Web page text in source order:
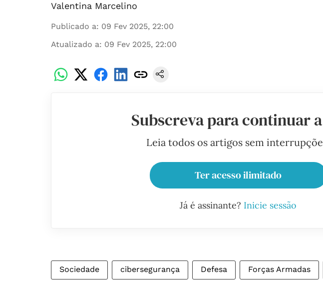
Valentina Marcelino
Publicado a: 09 Fev 2025, 22:00
Atualizado a: 09 Fev 2025, 22:00
Subscreva para continuar
Leia todos os artigos sem
Ter acesso ilimitado
Já é assinante? Inicie sessão
Sociedade cibersegurança Defesa Forças Armadas